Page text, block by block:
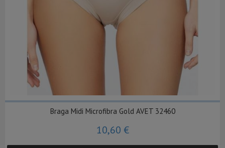
Braga Midi Microfibra Gold AVET 32460
10,60 €